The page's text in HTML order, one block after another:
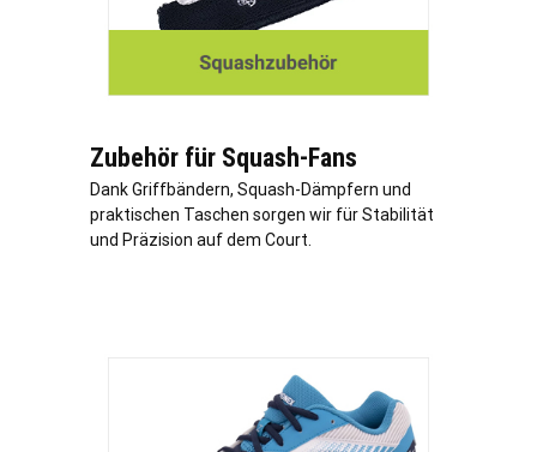
Zubehör für Squash-Fans
Dank Griffbändern, Squash-Dämpfern und
praktischen Taschen sorgen wir für Stabilität
und Präzision auf dem Court.